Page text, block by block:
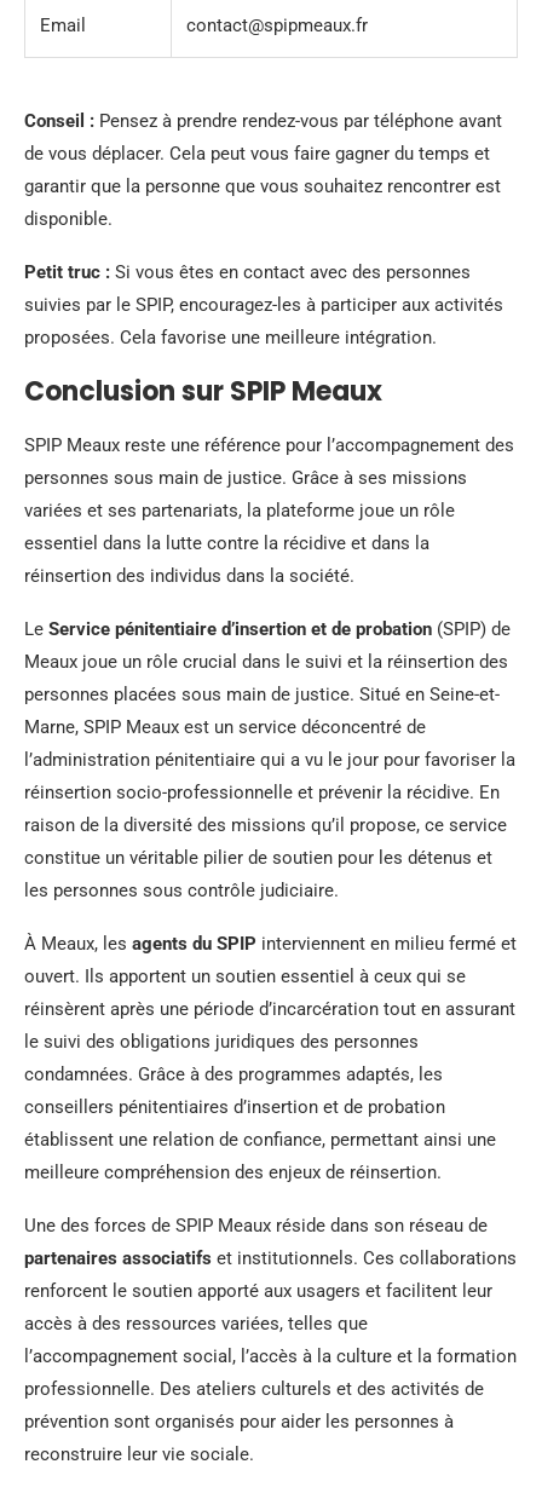
Email contact@spipmeaux.fr
Conseil : Pensez à prendre rendez-vous par téléphone avant
de vous déplacer. Cela peut vous faire gagner du temps et
garantir que la personne que vous souhaitez rencontrer est
disponible.
Petit truc : Si vous êtes en contact avec des personnes
suivies par le SPIP, encouragez-les à participer aux activités
proposées. Cela favorise une meilleure intégration.
Conclusion sur SPIP Meaux
SPIP Meaux reste une référence pour l’accompagnement des
personnes sous main de justice. Grâce à ses missions
variées et ses partenariats, la plateforme joue un rôle
essentiel dans la lutte contre la récidive et dans la
réinsertion des individus dans la société.
Le Service pénitentiaire d’insertion et de probation (SPIP) de
Meaux joue un rôle crucial dans le suivi et la réinsertion des
personnes placées sous main de justice. Situé en Seine-et-
Marne, SPIP Meaux est un service déconcentré de
l’administration pénitentiaire qui a vu le jour pour favoriser la
réinsertion socio-professionnelle et prévenir la récidive. En
raison de la diversité des missions qu’il propose, ce service
constitue un véritable pilier de soutien pour les détenus et
les personnes sous contrôle judiciaire.
À Meaux, les agents du SPIP interviennent en milieu fermé et
ouvert. Ils apportent un soutien essentiel à ceux qui se
réinsèrent après une période d’incarcération tout en assurant
le suivi des obligations juridiques des personnes
condamnées. Grâce à des programmes adaptés, les
conseillers pénitentiaires d’insertion et de probation
établissent une relation de confiance, permettant ainsi une
meilleure compréhension des enjeux de réinsertion.
Une des forces de SPIP Meaux réside dans son réseau de
partenaires associatifs et institutionnels. Ces collaborations
renforcent le soutien apporté aux usagers et facilitent leur
accès à des ressources variées, telles que
l’accompagnement social, l’accès à la culture et la formation
professionnelle. Des ateliers culturels et des activités de
prévention sont organisés pour aider les personnes à
reconstruire leur vie sociale.